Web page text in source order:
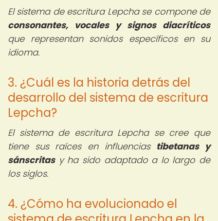
El sistema de escritura Lepcha se compone de
consonantes, vocales y signos diacríticos
que representan sonidos específicos en su
idioma.
3. ¿Cuál es la historia detrás del
desarrollo del sistema de escritura
Lepcha?
El sistema de escritura Lepcha se cree que
tiene sus raíces en influencias tibetanas y
sánscritasy ha sido adaptado a lo largo de
los siglos.
4. ¿Cómo ha evolucionado el